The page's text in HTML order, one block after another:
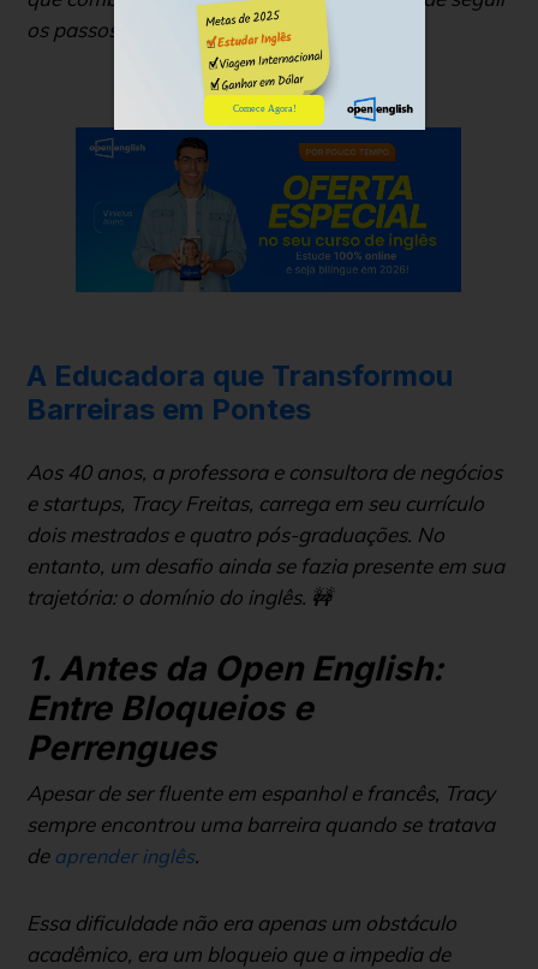
os passos de Vinicius 👣
A Educadora que Transformou
Barreiras em Pontes
Aos 40 anos, a professora e consultora de negócios
e startups, Tracy Freitas, carrega em seu currículo
dois mestrados e quatro pós-graduações. No
entanto, um desafio ainda se fazia presente em sua
trajetória: o domínio do inglês. 🚧
1. Antes da Open English:
Entre Bloqueios e
Perrengues
Apesar de ser fluente em espanhol e francês, Tracy
sempre encontrou uma barreira quando se tratava
de aprender inglês.
Essa dificuldade não era apenas um obstáculo
acadêmico, era um bloqueio que a impedia de
Comece Agora!